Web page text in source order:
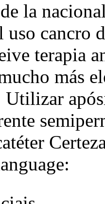
la
cancro
terapia
más